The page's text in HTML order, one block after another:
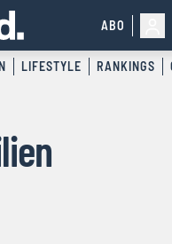
ABO
LIFESTYLE RANKINGS